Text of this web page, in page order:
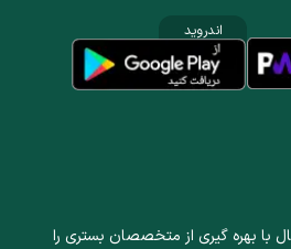
با بهره گیری از متخصصان بستری را
اندروید